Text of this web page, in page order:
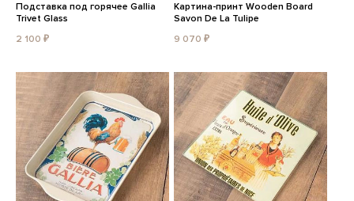
Подставка под горячее Gallia
Trivet Glass
2 100 ₽
Картина-принт Wooden Board
Savon De La Tulipe
9 070 ₽